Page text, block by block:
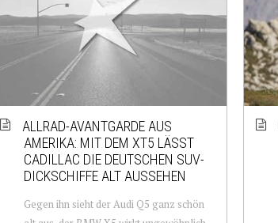
ALLRAD-AVANTGARDE AUS
AMERIKA: MIT DEM XT5 LÄSST
CADILLAC DIE DEUTSCHEN SUV-
DICKSCHIFFE ALT AUSSEHEN
Gegen ihn sieht der Audi Q5 ganz schön